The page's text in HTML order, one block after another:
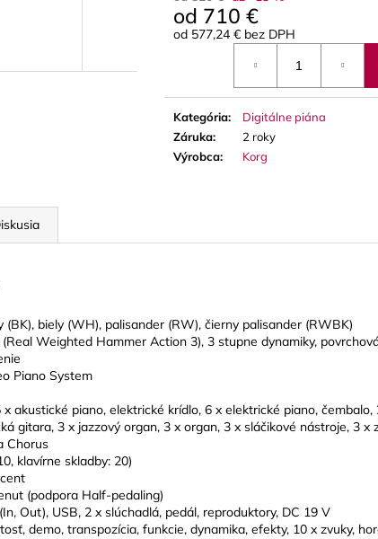
od 710 €
od 577,24 € bez DPH
Kategória:
Digitálne piána
Záruka:
2 roky
Výrobca: Korg
biely (WH), palisander (RW), čierny palisander (RWBK)
Weighted Hammer Action 3), 3 stupne dynamiky,
Piano System
akustické piano, elektrické krídlo, 6 x elektrické piano, čembalo,
gitara, 3 x jazzový organ, 3 x organ, 3 x sláčikové nástroje, 3 x
Chorus
klavírne skladby: 20)
(podpora Half-pedaling)
Out), USB, 2 x slúchadlá, pedál, reproduktory, DC 19 V
demo, transpozícia, funkcie, dynamika, efekty, 10 x zvuky,
VANDOREN JAVA RED CUT PLÁTKY
NA ALT SAXOFÓN